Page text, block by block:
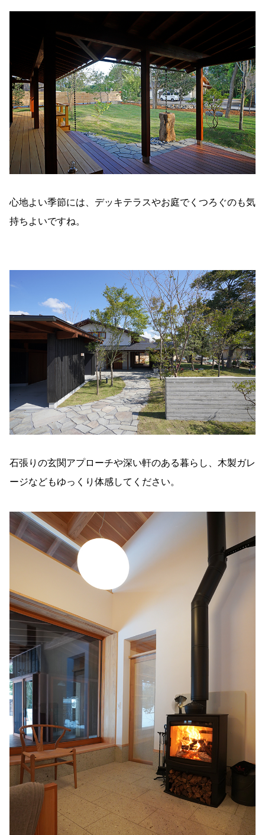
心地よい季節には、デッキテラスやお庭でくつろぐのも気
持ちよいですね。
石張りの玄関アプローチや深い軒のある暮らし、木製ガレ
ージなどもゆっくり体感してください。